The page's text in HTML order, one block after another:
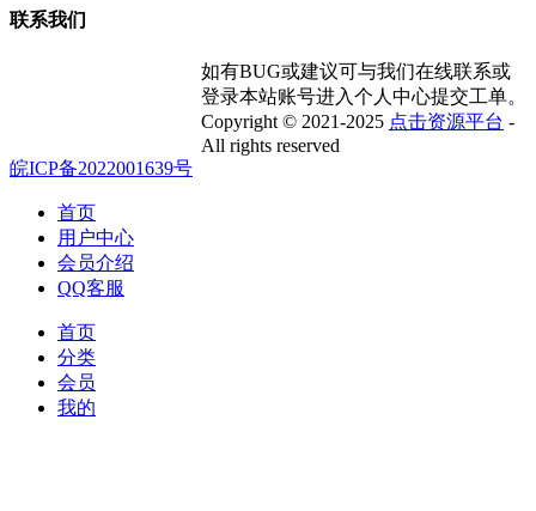
联系我们
如有BUG或建议可与我们在线联系或
登录本站账号进入个人中心提交工单。
Copyright © 2021-2025 点击资源平台 -
All rights reserved
皖ICP备2022001639号
首页
用户中心
会员介绍
QQ客服
首页
分类
会员
我的